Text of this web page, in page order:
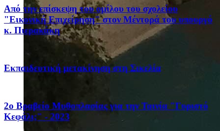
Από την επίσκεψη του ομίλου του σχολείου
"Εικονική Επιχείρηση" στον Μέντορά του υπουργό
κ. Πιερακάκη
Eκπαιδευτική μετακίνηση στη Σικελία
2ο Βραβείο Μυθοπλασίας για την Ταινία "Γυριστό
Κεφάλι;" - 2023